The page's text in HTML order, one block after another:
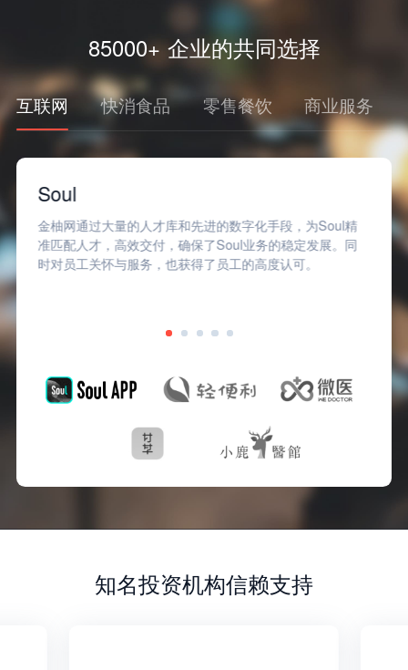
85000+ 企业的共同选择
互联网 快消食品 零售餐饮 商业服务
Soul
金柚网通过大量的人才库和先进的数字化手段，为Soul精
准匹配人才，高效交付，确保了Soul业务的稳定发展。同
时对员工关怀与服务，也获得了员工的高度认可。
知名投资机构信赖支持